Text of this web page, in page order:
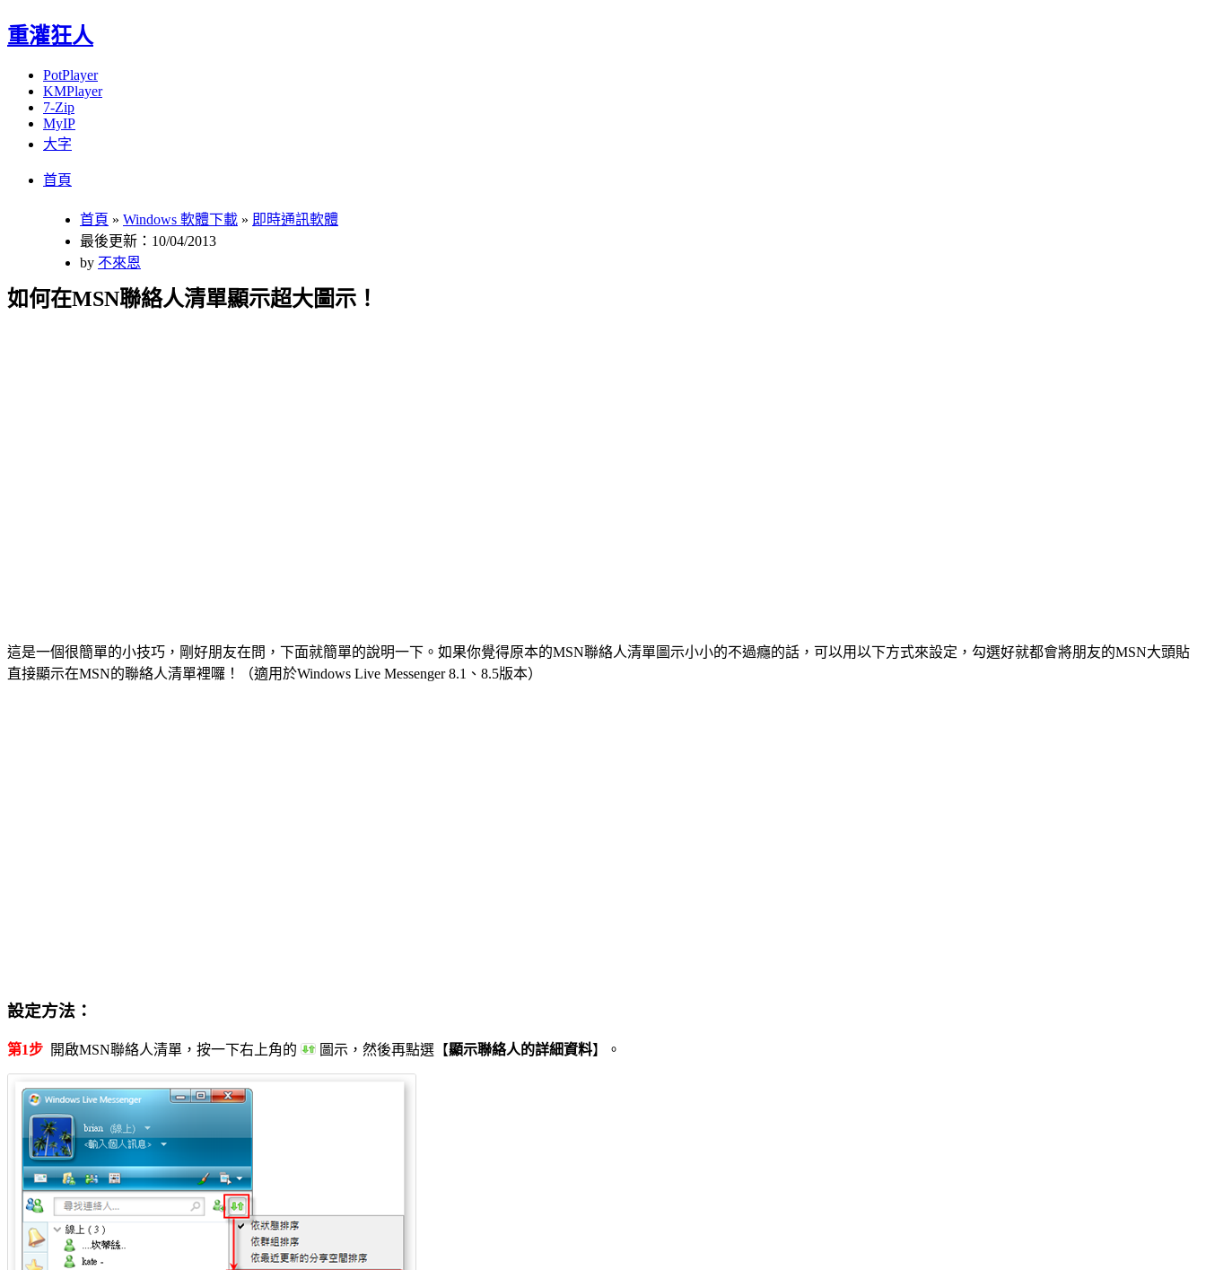
重灌狂人
PotPlayer
KMPlayer
7-Zip
MyIP
大字
首頁
首頁 » Windows 軟體下載 » 即時通訊軟體
最後更新：10/04/2013
by 不來恩
如何在MSN聯絡人清單顯示超大圖示！
這是一個很簡單的小技巧，剛好朋友在問，下面就簡單的說明一下。如果你覺得原本的MSN聯絡人清單圖示小小的不過癮的話，可以用以下方式來設定，勾選好就都會將朋友的MSN大頭貼
直接顯示在MSN的聯絡人清單裡囉！（適用於Windows Live Messenger 8.1、8.5版本）
設定方法：
第1步 開啟MSN聯絡人清單，按一下右上角的 圖示，然後再點選【顯示聯絡人的詳細資料】。